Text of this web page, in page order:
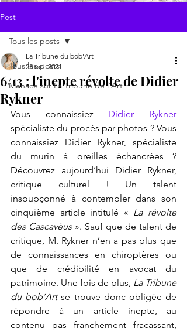
Post
Tous les posts
Menace sur La Tribune de l'Art
Tous les posts
6/13 : l'inepte révolte de Didier
Rykner
La Tribune du bob'Art
25 oct. 2021
Vous connaissiez Didier Rykner
spécialiste du procès par photos ? Vous
connaissiez Didier Rykner, spécialiste
du murin à oreilles échancrées ?
Découvrez aujourd’hui Didier Rykner,
critique culturel ! Un talent
insoupçonné à contempler dans son
cinquième article intitulé « La révolte
des Cascavèus ». Sauf que de talent de
critique, M. Rykner n’en a pas plus que
de connaissances en chiroptères ou
que de crédibilité en avocat du
patrimoine. Une fois de plus, La Tribune
du bob’Art se trouve donc obligée de
répondre à un article inepte, au
contenu pas franchement fracassant,